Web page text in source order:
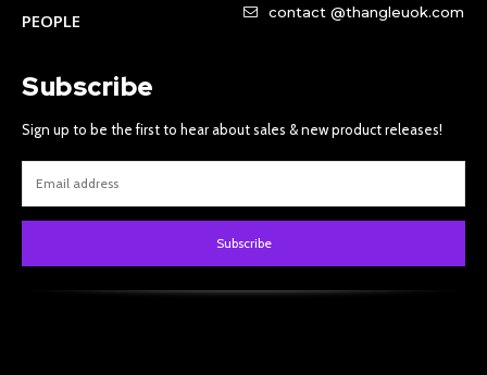
PEOPLE
contact @thangleuok.com
Subscribe
Sign up to be the first to hear about sales & new product releases!
Subscribe